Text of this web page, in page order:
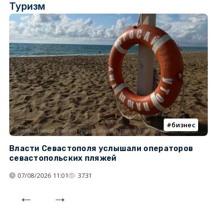
Туризм
бизнес
Власти Севастополя услышали операторов
севастопольских пляжей
07/08/2026 11:01 3731